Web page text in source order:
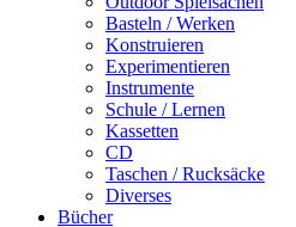
Basteln / Werken
Konstruieren
Experimentieren
Instrumente
Schule / Lernen
Kassetten
CD
Taschen / Rucksäcke
Diverses
Bücher